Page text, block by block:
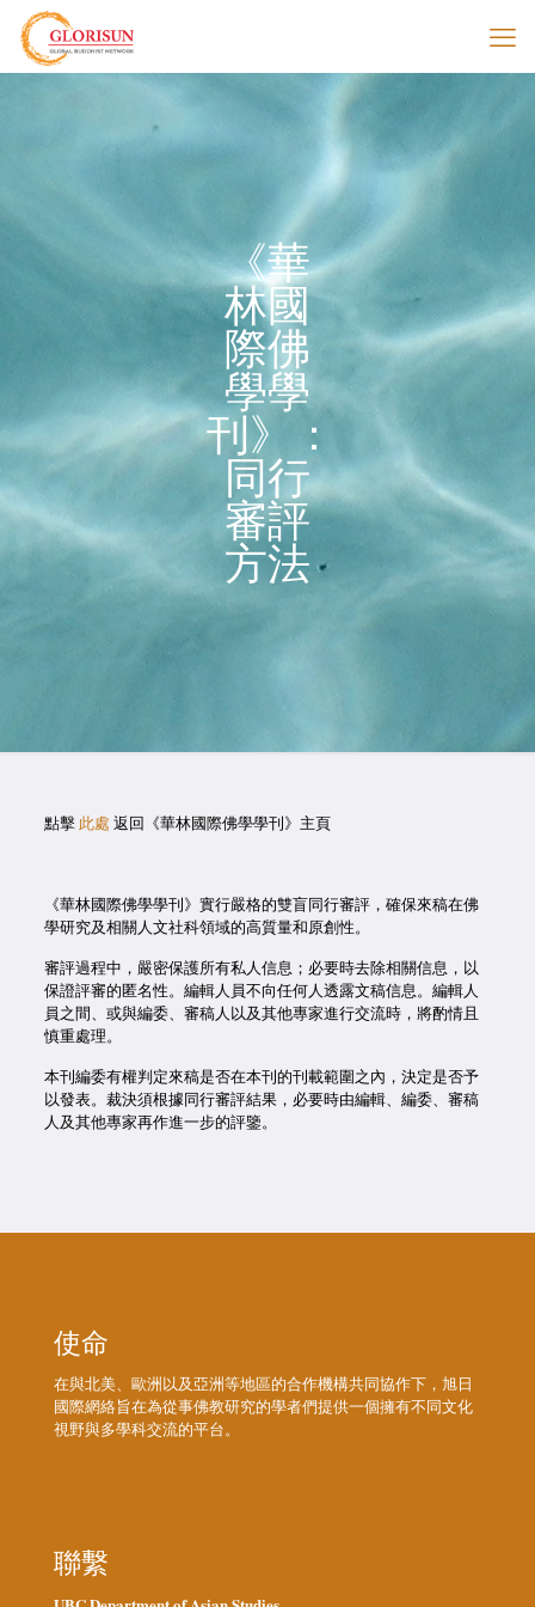
《華
林國
際佛
學學
刊》：
同行
審評
方法
點擊 此處 返回《華林國際佛學學刊》主頁
《華林國際佛學學刊》實行嚴格的雙盲同行審評，確保來稿在佛
學研究及相關人文社科領域的高質量和原創性。
審評過程中，嚴密保護所有私人信息；必要時去除相關信息，以
保證評審的匿名性。編輯人員不向任何人透露文稿信息。編輯人
員之間、或與編委、審稿人以及其他專家進行交流時，將酌情且
慎重處理。
本刊編委有權判定來稿是否在本刊的刊載範圍之內，決定是否予
以發表。裁決須根據同行審評結果，必要時由編輯、編委、審稿
人及其他專家再作進一步的評鑒。
使命
在與北美、歐洲以及亞洲等地區的合作機構共同協作下，旭日
國際網絡旨在為從事佛教研究的學者們提供一個擁有不同文化
視野與多學科交流的平台。
聯繫